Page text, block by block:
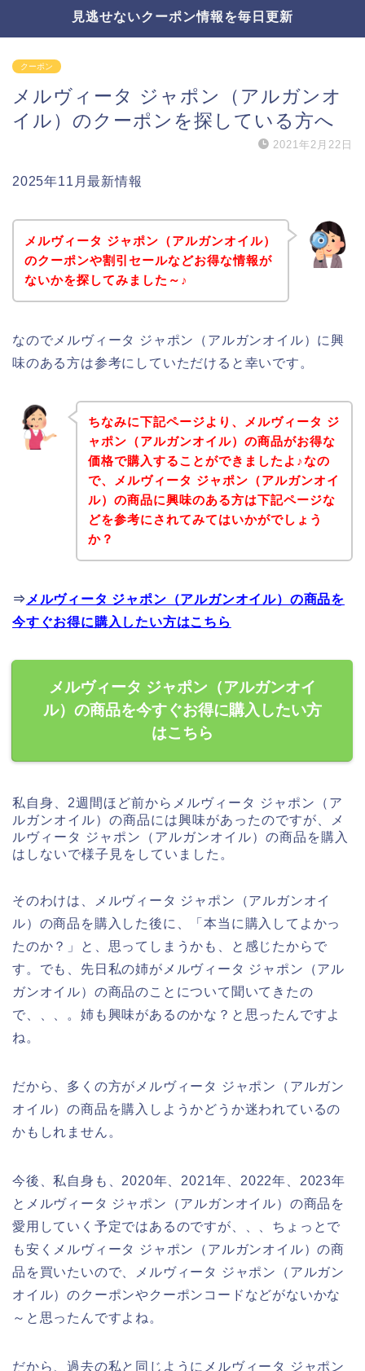
見逃せないクーポン情報を毎日更新
クーポン
メルヴィータ ジャポン（アルガンオ
イル）のクーポンを探している方へ
2021年2月22日
2025年11月最新情報
メルヴィータ ジャポン（アルガンオイル）
のクーポンや割引セールなどお得な情報が
ないかを探してみました～♪
なのでメルヴィータ ジャポン（アルガンオイル）に興
味のある方は参考にしていただけると幸いです。
ちなみに下記ページより、メルヴィータ ジ
ャポン（アルガンオイル）の商品がお得な
価格で購入することができましたよ♪なの
で、メルヴィータ ジャポン（アルガンオイ
ル）の商品に興味のある方は下記ページな
どを参考にされてみてはいかがでしょう
か？
⇒ メルヴィータ ジャポン（アルガンオイル）の商品を
今すぐお得に購入したい方はこちら
メルヴィータ ジャポン（アルガンオイ
ル）の商品を今すぐお得に購入したい方
はこちら
私自身、2週間ほど前からメルヴィータ ジャポン（ア
ルガンオイル）の商品には興味があったのですが、メ
ルヴィータ ジャポン（アルガンオイル）の商品を購入
はしないで様子見をしていました。
そのわけは、メルヴィータ ジャポン（アルガンオイ
ル）の商品を購入した後に、「本当に購入してよかっ
たのか？」と、思ってしまうかも、と感じたからで
す。でも、先日私の姉がメルヴィータ ジャポン（アル
ガンオイル）の商品のことについて聞いてきたの
で、、、。姉も興味があるのかな？と思ったんですよ
ね。
だから、多くの方がメルヴィータ ジャポン（アルガン
オイル）の商品を購入しようかどうか迷われているの
かもしれません。
今後、私自身も、2020年、2021年、2022年、2023年
とメルヴィータ ジャポン（アルガンオイル）の商品を
愛用していく予定ではあるのですが、、、ちょっとで
も安くメルヴィータ ジャポン（アルガンオイル）の商
品を買いたいので、メルヴィータ ジャポン（アルガン
オイル）のクーポンやクーポンコードなどがないかな
～と思ったんですよね。
だから、過去の私と同じようにメルヴィータ ジャポン